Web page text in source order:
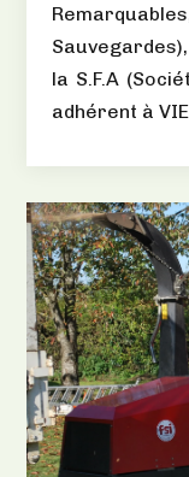
la S.F.A
adhérent à